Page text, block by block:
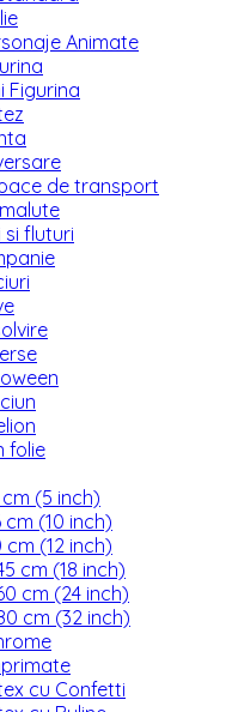
Animate
Figurina
de transport
si fluturi
folie
(5 inch)
(10 inch)
(12 inch)
cm (18 inch)
cm (24 inch)
cm (32 inch)
cu Confetti